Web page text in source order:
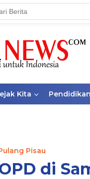
Kita Pendidikan
Pisau
di